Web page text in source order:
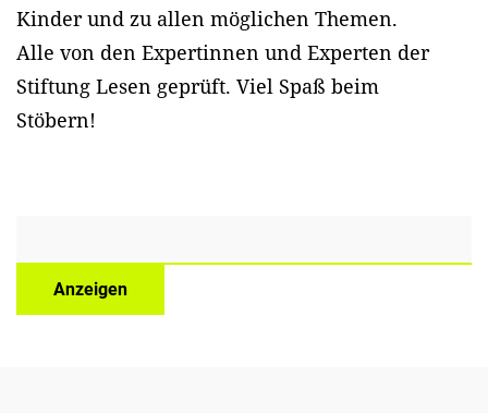
Kinder und zu allen möglichen Themen.
Alle von den Expertinnen und Experten der
Stiftung Lesen geprüft. Viel Spaß beim
Stöbern!
Anzeigen